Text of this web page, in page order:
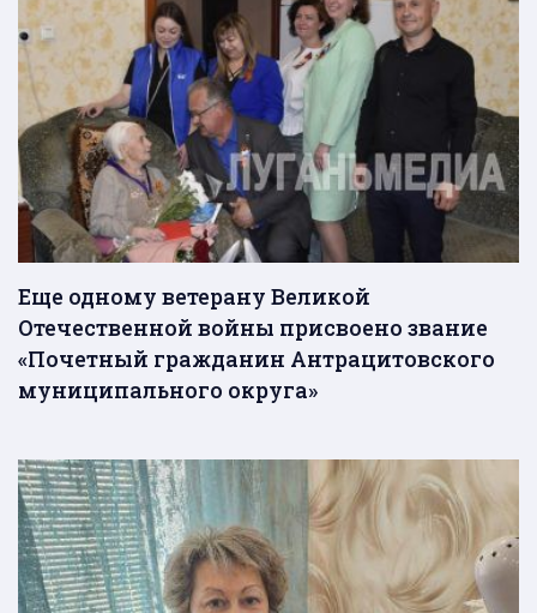
Еще одному ветерану Великой
Отечественной войны присвоено звание
«Почетный гражданин Антрацитовского
муниципального округа»